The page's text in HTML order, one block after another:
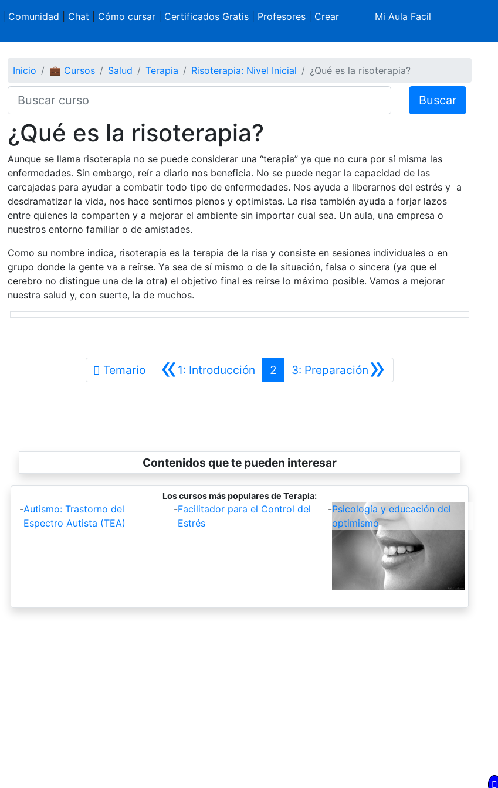
Comunidad Chat Cómo cursar| Certificados Gratis| Profesores| Crear
Mi Aula Facil
Inicio 💼 Cursos Salud Terapia Risoterapia: Nivel Inicial ¿Qué es la risoterapia?
Buscar
¿Qué es la risoterapia?
Aunque se llama risoterapia no se puede considerar una “terapia” ya que no cura por sí misma las
enfermedades. Sin embargo, reír a diario nos beneficia. No se puede negar la capacidad de las
carcajadas para ayudar a combatir todo tipo de enfermedades. Nos ayuda a liberarnos del estrés y a
desdramatizar la vida, nos hace sentirnos plenos y optimistas. La risa también ayuda a forjar lazos
entre quienes la comparten y a mejorar el ambiente sin importar cual sea. Un aula, una empresa o
nuestros entorno familiar o de amistades.
Como su nombre indica, risoterapia es la terapia de la risa y consiste en sesiones individuales o en
grupo donde la gente va a reírse. Ya sea de sí mismo o de la situación, falsa o sincera (ya que el
cerebro no distingue una de la otra) el objetivo final es reírse lo máximo posible. Vamos a mejorar
nuestra salud y, con suerte, la de muchos.
Temario «1: IntroducciónAnterior
2 »
3: PreparaciónSiguiente
Contenidos que te pueden interesar
Los cursos más populares de Terapia:
-Autismo: Trastorno del
Espectro Autista (TEA)
-Facilitador para el Control del
Estrés
-Psicología y educación del
optimismo